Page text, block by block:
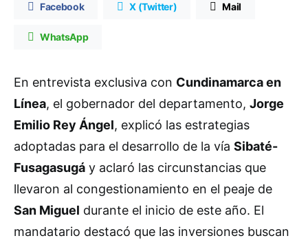
Facebook X (Twitter) Mail
WhatsApp
En entrevista exclusiva con Cundinamarca en
Línea, el gobernador del departamento, Jorge
Emilio Rey Ángel, explicó las estrategias
adoptadas para el desarrollo de la vía Sibaté-
Fusagasugá y aclaró las circunstancias que
llevaron al congestionamiento en el peaje de
San Miguel durante el inicio de este año. El
mandatario destacó que las inversiones buscan